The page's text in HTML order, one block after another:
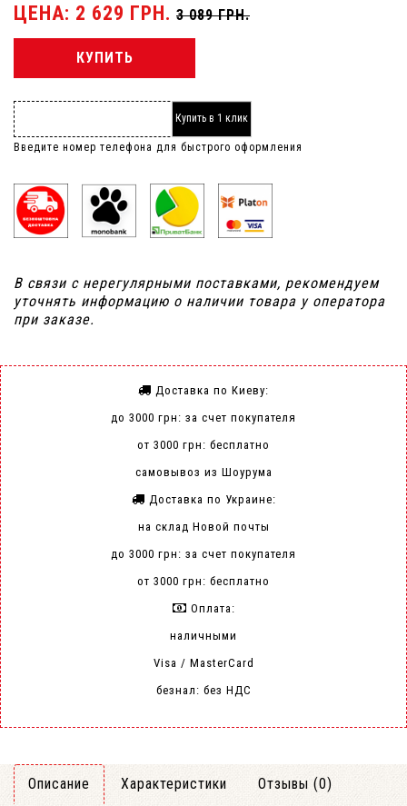
ЦЕНА: 2 629 ГРН. 3 089 ГРН.
КУПИТЬ
Купить в 1 клик
Введите номер телефона для быстрого оформления
В связи с нерегулярными поставками, рекомендуем
уточнять информацию о наличии товара у оператора
при заказе.
Доставка по Киеву:
до 3000 грн: за счет покупателя
от 3000 грн: бесплатно
самовывоз из Шоурума
Доставка по Украине:
на склад Новой почты
до 3000 грн: за счет покупателя
от 3000 грн: бесплатно
Оплата:
наличными
Visa / MasterCard
безнал: без НДС
Описание Характеристики Отзывы (0)